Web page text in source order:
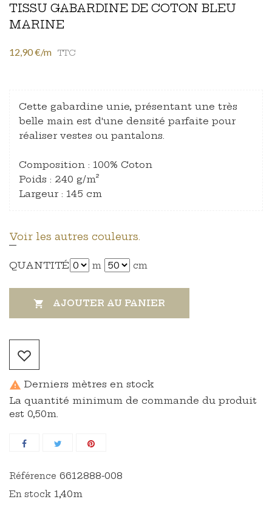
TISSU GABARDINE DE COTON BLEU
MARINE
12,90 €/m TTC
Cette gabardine unie, présentant une très
belle main est d'une densité parfaite pour
réaliser vestes ou pantalons.
Composition : 100% Coton
Poids : 240 g/m²
Largeur : 145 cm
Voir les autres couleurs.
QUANTITÉ m cm
 AJOUTER AU PANIER
 Derniers mètres en stock
La quantité minimum de commande du produit
est 0,50m.
Référence 6612888-008
En stock 1,40m